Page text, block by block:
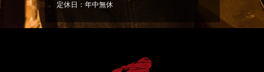
定休日：年中無休